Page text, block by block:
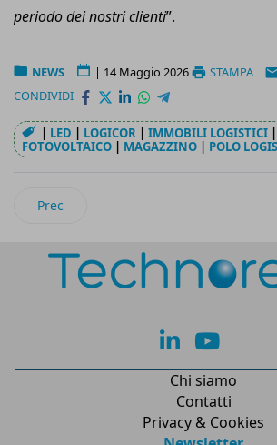
periodo dei nostri clienti”.
NEWS | 14 Maggio 2026 STAMPA
CONDIVIDI
| LED | LOGICOR | IMMOBILI LOGISTICI |
FOTOVOLTAICO | MAGAZZINO | POLO
Articolo precedente: SumUp:
Prec
lk yt
Chi siamo
Contatti
Privacy & Cookies